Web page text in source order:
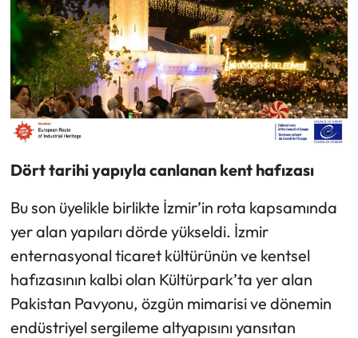
Dört tarihi yapıyla canlanan kent hafızası
Bu son üyelikle birlikte İzmir’in rota kapsamında
yer alan yapıları dörde yükseldi. İzmir
enternasyonal ticaret kültürünün ve kentsel
hafızasının kalbi olan Kültürpark’ta yer alan
Pakistan Pavyonu, özgün mimarisi ve dönemin
endüstriyel sergileme altyapısını yansıtan